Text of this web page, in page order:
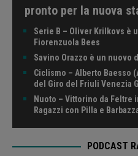
pronto per la nuova
Serie B – Oliver Krilkovs è
Fiorenzuola Bees
Savino Orazzo è un
Ciclismo – Alberto Baesso
del Giro del Friuli Venezia
Nuoto – Vittorino da Feltre
Ragazzi con Pilla e
PODCAST